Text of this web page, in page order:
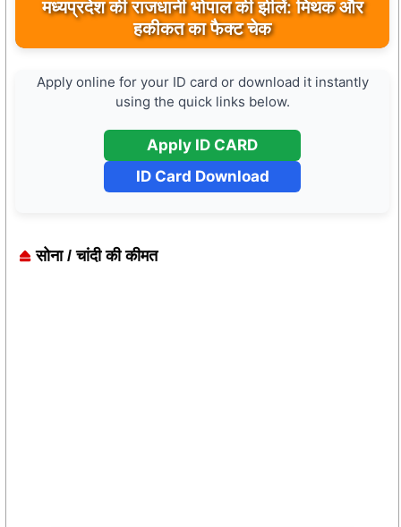
मध्यप्रदेश की राजधानी भोपाल की झीलें: मिथक और
हकीकत का फैक्ट चेक
Apply online for your ID card or download it instantly
using the quick links below.
Apply ID CARD
ID Card Download
सोना / चांदी की कीमत